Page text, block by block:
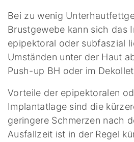
Bei zu wenig
Brustgewebe kann sich das
epipektoral oder subfaszial
Umständen unter der Haut
Push-up BH oder im
Vorteile der epipektoralen
Implantatlage sind die
geringere Schmerzen nach
Ausfallzeit ist in der Regel